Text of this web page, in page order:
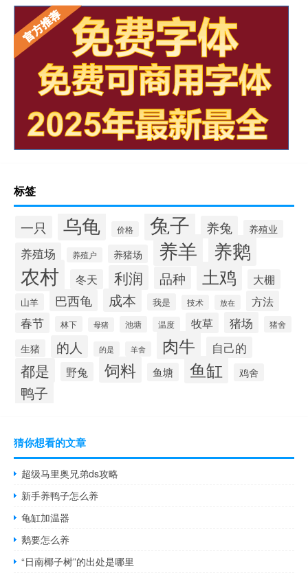
标签
一只 乌龟 价格 兔子 养兔 养殖业
养殖场 养殖户 养猪场 养羊 养鹅
农村 冬天 利润 品种 土鸡 大棚
山羊 巴西龟 成本 我是 技术 放在
方法
春节
林下 母猪 池塘 温度 牧草 猪场 猪舍
生猪 的人 的是 羊舍 肉牛 自己的
都是 野兔 饲料 鱼塘 鱼缸 鸡舍
鸭子
猜你想看的文章
超级马里奥兄弟ds攻略
新手养鸭子怎么养
龟缸加温器
鹅要怎么养
“日南椰子树”的出处是哪里